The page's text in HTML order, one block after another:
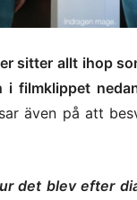
sitter allt ihop
i filmklippet
även på att
det blev efter